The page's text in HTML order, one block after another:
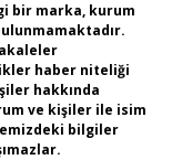
bir marka, kurum
haber niteliği
hakkında
ve kişiler ile isim
bilgiler